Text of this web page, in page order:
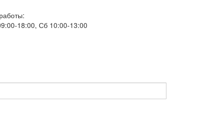
18:00, Сб 10:00-13:00